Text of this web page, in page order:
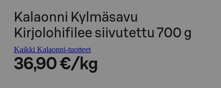
Kalaonni Kylmäsavu
Kirjolohifilee siivutettu 700 g
Kaikki Kalaonni-tuotteet
36,90 €/kg